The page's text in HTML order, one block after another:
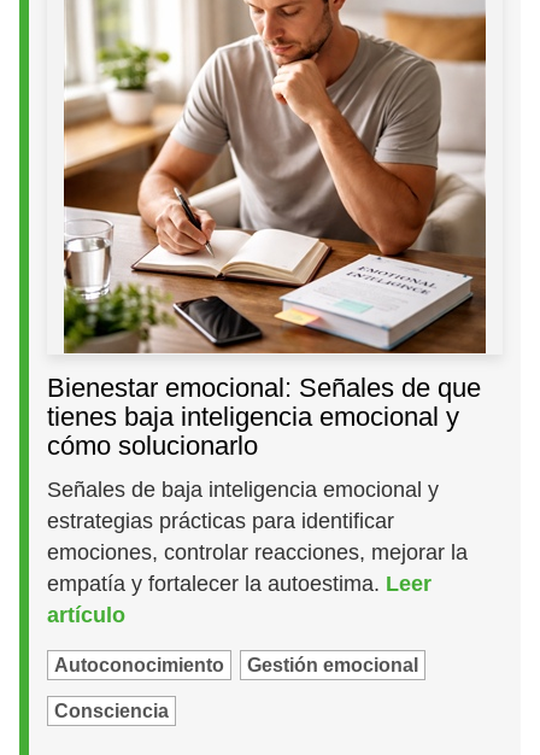
Bienestar emocional: Señales de que
tienes baja inteligencia emocional y
cómo solucionarlo
Señales de baja inteligencia emocional y
estrategias prácticas para identificar
emociones, controlar reacciones, mejorar la
empatía y fortalecer la autoestima. Leer
artículo
Autoconocimiento Gestión emocional
Consciencia